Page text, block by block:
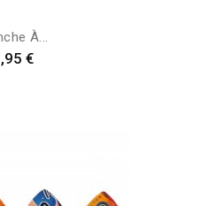
À...
€